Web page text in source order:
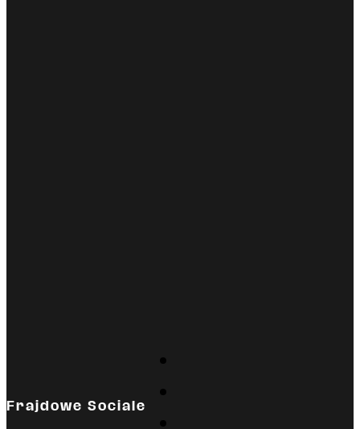
Frajdowe Sociale